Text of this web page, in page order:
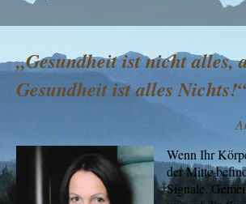
„Gesundheit ist nicht alles,
Gesundheit ist alles
Wenn Ihr
der Mitte
Signale.